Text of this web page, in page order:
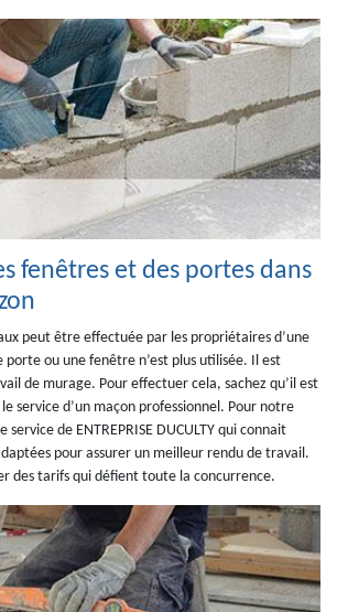
fenêtres et des portes dans
peut être effectuée par les propriétaires d’une
porte ou une fenêtre n’est plus utilisée. Il est
de murage. Pour effectuer cela, sachez qu’il est
service d’un maçon professionnel. Pour notre
service de ENTREPRISE DUCULTY qui connait
pour assurer un meilleur rendu de travail.
des tarifs qui défient toute la concurrence.